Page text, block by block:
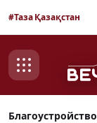
#Таза Қазақстан
Благоустройство